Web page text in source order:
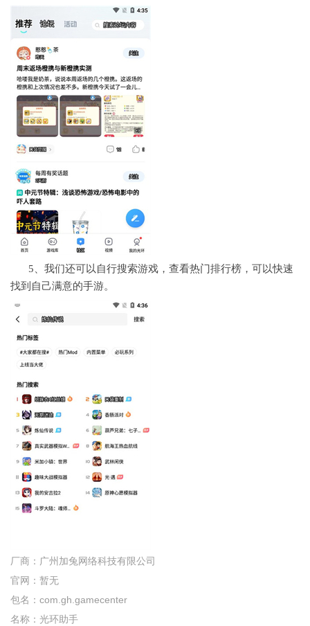
5、我们还可以自行搜索游戏，查看热门排行榜，可以快速
找到自己满意的手游。
厂商： 广州加兔网络科技有限公司
官网： 暂无
包名： com.gh.gamecenter
名称： 光环助手